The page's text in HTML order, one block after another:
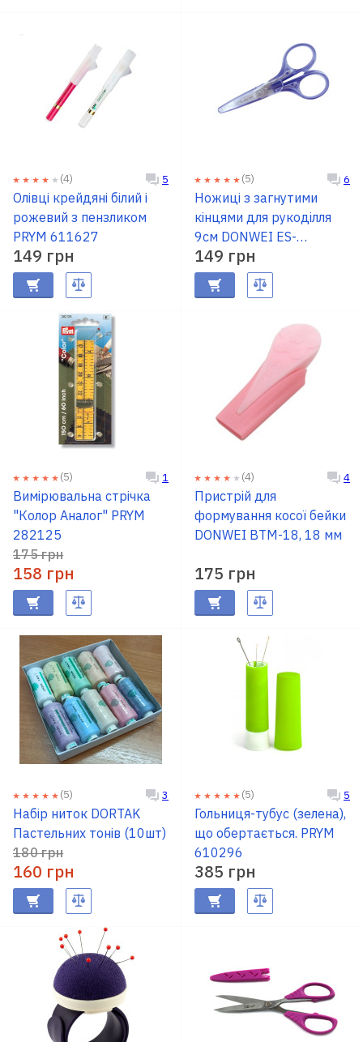
(4) 5
Олівці крейдяні білий і
рожевий з пензликом
PRYM 611627
149 грн
(5) 6
Ножиці з загнутими
кінцями для рукоділля
9см DONWEI ES-
1195CB-TL
149 грн
(5) 1
Вимірювальна стрічка
"Колор Аналог" PRYM
282125
175 грн
158 грн
(4) 4
Пристрій для
формування косої бейки
DONWEI BTM-18, 18 мм
175 грн
(5) 3
Набір ниток DORTAK
Пастельних тонів (10шт)
180 грн
160 грн
(5) 5
Гольниця-тубус (зелена),
що обертається. PRYM
610296
385 грн